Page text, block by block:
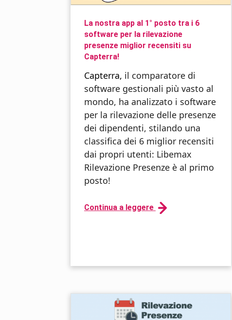
La nostra app al 1° posto tra i 6
software per la rilevazione
presenze miglior recensiti su
Capterra!
Capterra, il comparatore di
software gestionali più vasto al
mondo, ha analizzato i software
per la rilevazione delle presenze
dei dipendenti, stilando una
classifica dei 6 miglior recensiti
dai propri utenti: Libemax
Rilevazione Presenze è al primo
posto!
Continua a leggere